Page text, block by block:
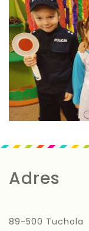
Adres
89-500 Tuchola